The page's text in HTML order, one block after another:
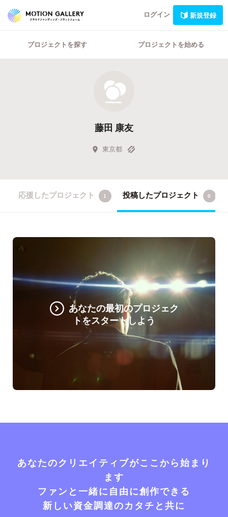
ログイン 新規登録
プロジェクトを探す プロジェクトを始める
藤田 康友
東京都
応援したプロジェクト 1 投稿したプロジェクト 0
あなたの最初のプロジェク
トをスタートしよう
あなたのクリエイティブがここから始まり
ます
ファンと一緒に自由に創作できる
新しい資金調達のカタチと共に